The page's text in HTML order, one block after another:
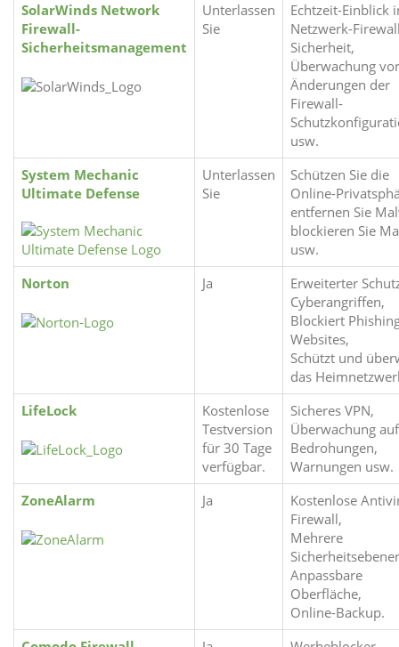
SolarWinds Network
Firewall-
Sicherheitsmanagement
Unterlassen
Sie
Echtzeit-Einblick
Netzwerk-
Sicherheit,
Überwachung
Änderungen der
Firewall-
usw.
System Mechanic
Ultimate Defense
Unterlassen
Sie
Schützen Sie die
Online-
entfernen Sie
blockieren Sie
usw.
Norton
Ja
Erweiterter
Cyberangriffen,
Blockiert
Websites,
Schützt und
das
LifeLock
Kostenlose
Testversion
für 30 Tage
verfügbar.
Sicheres VPN,
Überwachung auf
Bedrohungen,
Warnungen usw.
ZoneAlarm
Ja
Kostenlose
Firewall,
Mehrere
Anpassbare
Oberfläche,
Online-Backup.